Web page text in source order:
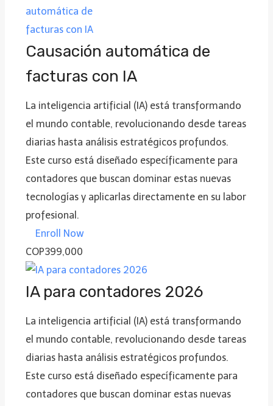
Causación automática de
facturas con IA
La inteligencia artificial (IA) está transformando
el mundo contable, revolucionando desde tareas
diarias hasta análisis estratégicos profundos.
Este curso está diseñado específicamente para
contadores que buscan dominar estas nuevas
tecnologías y aplicarlas directamente en su labor
profesional.
Enroll Now
COP399,000
IA para contadores 2026
La inteligencia artificial (IA) está transformando
el mundo contable, revolucionando desde tareas
diarias hasta análisis estratégicos profundos.
Este curso está diseñado específicamente para
contadores que buscan dominar estas nuevas